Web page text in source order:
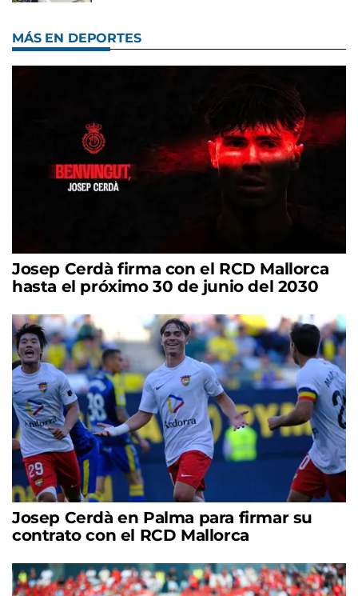
MÁS EN DEPORTES
Josep Cerdà firma con el RCD Mallorca
hasta el próximo 30 de junio del 2030
Josep Cerdà en Palma para firmar su
contrato con el RCD Mallorca